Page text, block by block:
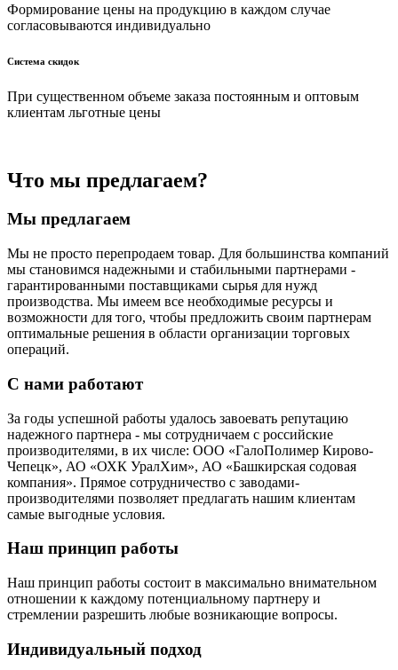
Формирование цены на продукцию в каждом случае
согласовываются индивидуально
Система скидок
При существенном объеме заказа постоянным и оптовым
клиентам льготные цены
Что мы предлагаем?
Мы предлагаем
Мы не просто перепродаем товар. Для большинства компаний
мы становимся надежными и стабильными партнерами -
гарантированными поставщиками сырья для нужд
производства. Мы имеем все необходимые ресурсы и
возможности для того, чтобы предложить своим партнерам
оптимальные решения в области организации торговых
операций.
С нами работают
За годы успешной работы удалось завоевать репутацию
надежного партнера - мы сотрудничаем с российские
производителями, в их числе: ООО «ГалоПолимер Кирово-
Чепецк», АО «ОХК УралХим», АО «Башкирская содовая
компания». Прямое сотрудничество с заводами-
производителями позволяет предлагать нашим клиентам
самые выгодные условия.
Наш принцип работы
Наш принцип работы состоит в максимально внимательном
отношении к каждому потенциальному партнеру и
стремлении разрешить любые возникающие вопросы.
Индивидуальный подход